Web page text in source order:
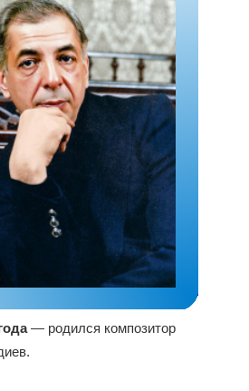
— родился композитор